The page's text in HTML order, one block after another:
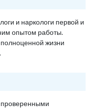
и наркологи первой и
опытом работы.
жизни
проверенными